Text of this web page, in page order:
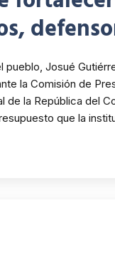
de
pueblo, Josué
la Comisión de
de la República del
que la